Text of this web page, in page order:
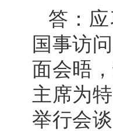
答：
国事访
面会晤
主席为
举行会